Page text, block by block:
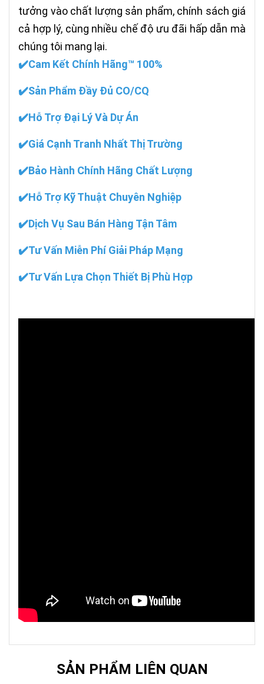
tưởng vào chất lượng sản phẩm, chính sách giá
cả hợp lý, cùng nhiều chế độ ưu đãi hấp dẫn mà
chúng tôi mang lại.
✔️Cam Kết Chính Hãng™ 100%
✔️Sản Phẩm Đầy Đủ CO/CQ
✔️Hỗ Trợ Đại Lý Và Dự Án
✔️Giá Cạnh Tranh Nhất Thị Trường
✔️Bảo Hành Chính Hãng Chất Lượng
✔️Hỗ Trợ Kỹ Thuật Chuyên Nghiệp
✔️Dịch Vụ Sau Bán Hàng Tận Tâm
✔️Tư Vấn Miễn Phí Giải Pháp Mạng
✔️Tư Vấn Lựa Chọn Thiết Bị Phù Hợp
SẢN PHẨM LIÊN QUAN